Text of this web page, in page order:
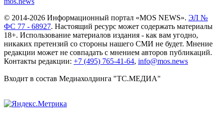
© 2014-2026 Информационный портал «MOS NEWS». ЭЛ №
ФС 77 - 68927. Настоящий ресурс может содержать материалы
18+. Использование материалов издания - как вам угодно,
никаких претензий со стороны нашего СМИ не будет. Мнение
редакции может не совпадать с мнением авторов публикаций.
Контакты редакции: +7 (495) 765-41-64, info@mos.news
Входит в состав Медиахолдинга "ТС.МЕДИА"